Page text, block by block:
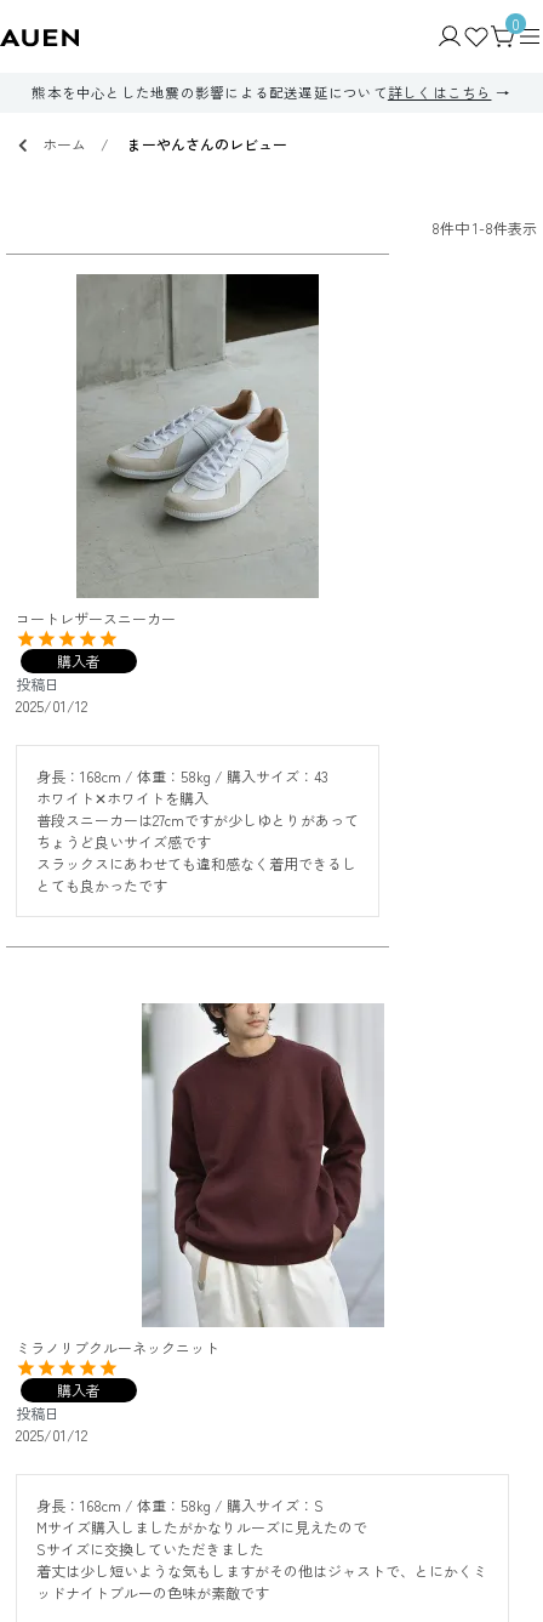
0
熊本を中心とした地震の影響による配送遅延について詳しくはこちら
ホーム まーやんさんのレビュー
8件中1-8件表示
コートレザースニーカー
購入者
投稿日
2025/01/12
身長：168cm / 体重：58kg / 購入サイズ：43
ホワイト✕ホワイトを購入
普段スニーカーは27cmですが少しゆとりがあって
ちょうど良いサイズ感です
スラックスにあわせても違和感なく着用できるし
とても良かったです
ミラノリブクルーネックニット
購入者
投稿日
2025/01/12
身長：168cm / 体重：58kg / 購入サイズ：S
Mサイズ購入しましたがかなりルーズに見えたので
Sサイズに交換していただきました
着丈は少し短いような気もしますがその他はジャストで、とにかくミ
ッドナイトブルーの色味が素敵です